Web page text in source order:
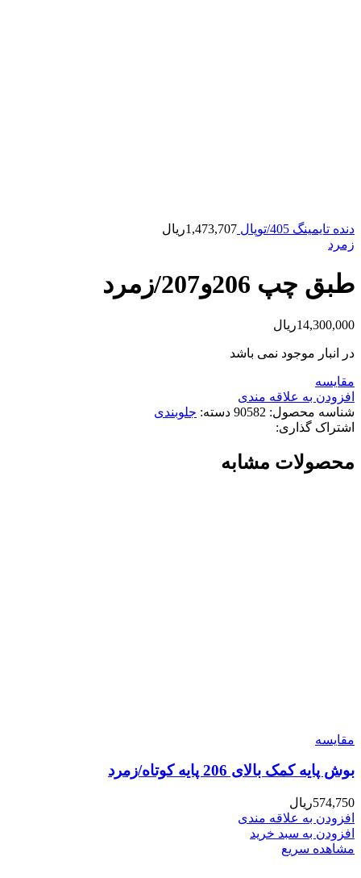
دنده تایمینگ 405/توپال 1,473,707ریال
زمرد
طبق چپ 206و207/زمرد
14,300,000ریال
در انبار موجود نمی باشد
مقایسه
افزودن به علاقه مندی
شناسه محصول: 90582 دسته: جلوبندی
اشتراک گذاری:
محصولات مشابه
مقایسه
بوش پایه کمک بالای 206 پایه کوتاه/زمرد
574,750ریال
افزودن به علاقه مندی
افزودن به سبد خرید
مشاهده سریع